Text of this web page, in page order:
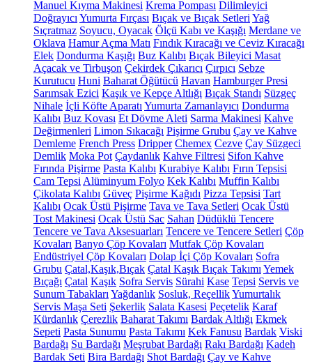
Manuel Kıyma Makinesi Krema Pompası Dilimleyici
Doğrayıcı Yumurta Fırçası Bıçak ve Bıçak Setleri Yağ
Sıçratmaz Soyucu, Oyacak Ölçü Kabı ve Kaşığı Merdane ve
Oklava Hamur Açma Matı Fındık Kıracağı ve Ceviz Kıracağı
Elek Dondurma Kaşığı Buz Kalıbı Bıçak Bileyici Masat
Açacak ve Tirbuşon Çekirdek Çıkarıcı Çırpıcı Sebze
Kurutucu Huni Baharat Öğütücü Havan Hamburger Presi
Sarımsak Ezici Kaşık ve Kepçe Altlığı Bıçak Standı Süzgeç
Nihale İçli Köfte Aparatı Yumurta Zamanlayıcı Dondurma
Kalıbı Buz Kovası Et Dövme Aleti Sarma Makinesi Kahve
Değirmenleri Limon Sıkacağı Pişirme Grubu Çay ve Kahve
Demleme French Press Dripper Chemex Cezve Çay Süzgeci
Demlik Moka Pot Çaydanlık Kahve Filtresi Sifon Kahve
Fırında Pişirme Pasta Kalıbı Kurabiye Kalıbı Fırın Tepsisi
Cam Tepsi Alüminyum Folyo Kek Kalıbı Muffin Kalıbı
Çikolata Kalıbı Güveç Pişirme Kağıdı Pizza Tepsisi Tart
Kalıbı Ocak Üstü Pişirme Tava ve Tava Setleri Ocak Üstü
Tost Makinesi Ocak Üstü Sac Sahan Düdüklü Tencere
Tencere ve Tava Aksesuarları Tencere ve Tencere Setleri Çöp
Kovaları Banyo Çöp Kovaları Mutfak Çöp Kovaları
Endüstriyel Çöp Kovaları Dolap İçi Çöp Kovaları Sofra
Grubu Çatal,Kaşık,Bıçak Çatal Kaşık Bıçak Takımı Yemek
Bıçağı Çatal Kaşık Sofra Servis Sürahi Kase Tepsi Servis ve
Sunum Tabakları Yağdanlık Sosluk, ReçellikYumurtalık
Servis Maşa Seti Şekerlik Salata Kasesi Peçetelik Karaf
Kürdanlık Çerezlik Baharat Takımı Bardak Altlığı Ekmek
Sepeti Pasta Sunumu Pasta Takımı Kek Fanusu Bardak Viski
Bardağı Su Bardağı Meşrubat Bardağı Rakı Bardağı Kadeh
Bardak Seti Bira Bardağı Shot Bardağı Çay ve Kahve